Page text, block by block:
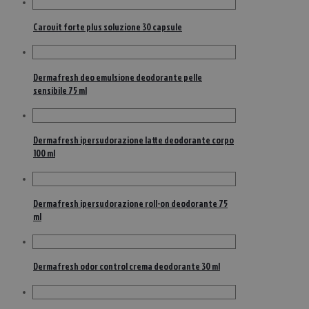
Carovit forte plus soluzione 30 capsule
Dermafresh deo emulsione deodorante pelle
sensibile 75 ml
Dermafresh ipersudorazione latte deodorante corpo
100 ml
Dermafresh ipersudorazione roll-on deodorante 75
ml
Dermafresh odor control crema deodorante 30 ml